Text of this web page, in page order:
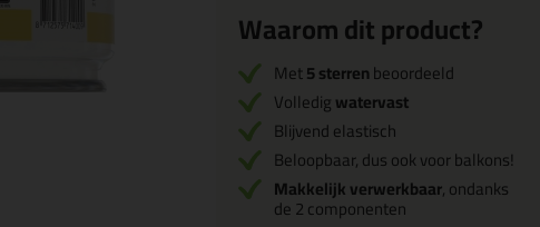
Waarom dit product?
Met5 sterrenbeoordeeld
Volledigwatervast
Blijvend elastisch
Beloopbaar, dus ook voor balkons!
Makkelijk verwerkbaar, ondanks
de 2 componenten